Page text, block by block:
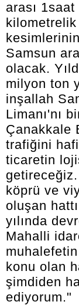
arası
Samsun
olacak.
milyon ton
inşallah
Limanı'nı
Çanakkale
trafiğini
ticaretin
köprü ve
oluşan
yılında
Mahalli
konu olan
şimdiden
ediyorum."